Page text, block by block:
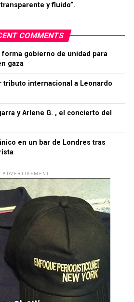
y fluido”.
COMMENTS
forma gobierno de unidad para
gaza
tributo internacional a Leonardo
y Arlene G. , el concierto del
en un bar de Londres tras
ADVERTISEMENT